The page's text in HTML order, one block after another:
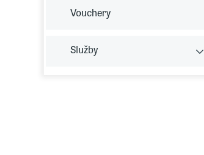
Vouchery
Služby